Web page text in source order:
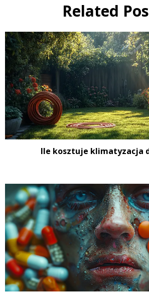
Related
Ile kosztuje klimatyzacja